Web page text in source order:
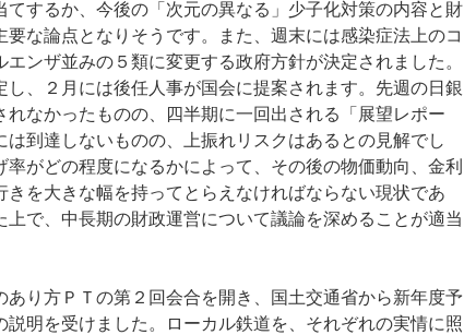
するか、今後の「次元の異なる」少子化対策の内容と財
な論点となりそうです。また、週末には感染症法上のコ
ンザ並みの５類に変更する政府方針が決定されました。
、２月には後任人事が国会に提案されます。先週の日銀
なかったものの、四半期に一回出される「展望レポー
到達しないものの、上振れリスクはあるとの見解でし
がどの程度になるかによって、その後の物価動向、金利
を大きな幅を持ってとらえなければならない現状であ
で、中長期の財政運営について議論を深めることが適当
り方ＰＴの第２回会合を開き、国土交通省から新年度予
明を受けました。ローカル鉄道を、それぞれの実情に照